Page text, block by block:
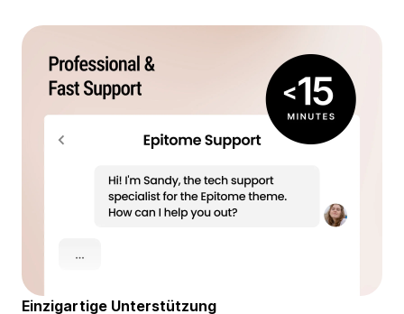
Einzigartige Unterstützung